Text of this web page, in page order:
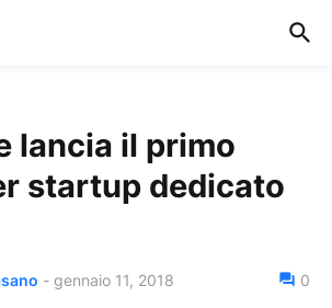
lancia il primo
startup dedicato
- gennaio 11, 2018 0